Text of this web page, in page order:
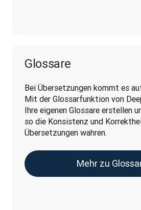
Glossare
Bei Übersetzungen kommt es
Mit der Glossarfunktion von
Ihre eigenen Glossare erstellen
so die Konsistenz und
Übersetzungen wahren.
Mehr zu